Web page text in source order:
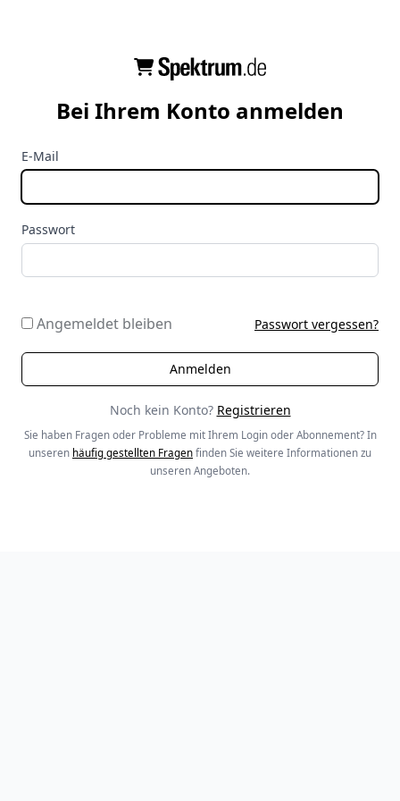
Bei Ihrem Konto anmelden
E-Mail
Passwort
Angemeldet bleiben Passwort vergessen?
Noch kein Konto? Registrieren
Sie haben Fragen oder Probleme mit Ihrem Login oder Abonnement? In
unseren häufig gestellten Fragen finden Sie weitere Informationen zu
unseren Angeboten.